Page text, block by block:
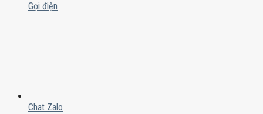
Gọi điện
Chat Zalo